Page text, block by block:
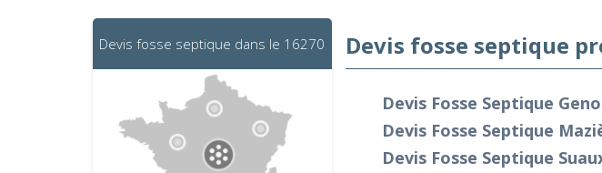
Devis fosse septique dans le 16270 Devis fosse septique
Devis Fosse Septique
Devis Fosse Septique
Devis Fosse Septique